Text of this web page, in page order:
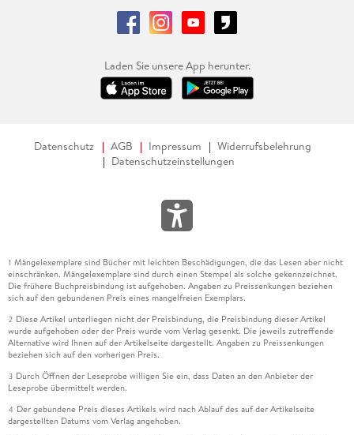
Laden Sie unsere App herunter.
Datenschutz AGB Impressum
Widerrufsbelehrung
Datenschutzeinstellungen
1 Mängelexemplare sind Bücher mit leichten Beschädigungen, die das Lesen aber nicht
einschränken. Mängelexemplare sind durch einen Stempel als solche gekennzeichnet.
Die frühere Buchpreisbindung ist aufgehoben. Angaben zu Preissenkungen beziehen
sich auf den gebundenen Preis eines mangelfreien Exemplars.
2 Diese Artikel unterliegen nicht der Preisbindung, die Preisbindung dieser Artikel
wurde aufgehoben oder der Preis wurde vom Verlag gesenkt. Die jeweils zutreffende
Alternative wird Ihnen auf der Artikelseite dargestellt. Angaben zu Preissenkungen
beziehen sich auf den vorherigen Preis.
3 Durch Öffnen der Leseprobe willigen Sie ein, dass Daten an den Anbieter der
Leseprobe übermittelt werden.
4 Der gebundene Preis dieses Artikels wird nach Ablauf des auf der Artikelseite
dargestellten Datums vom Verlag angehoben.